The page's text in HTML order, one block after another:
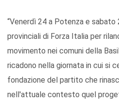
“Venerdì 24 a Potenza e
provinciali di Forza Italia per
movimento nei comuni della
ricadono nella giornata in cui si
fondazione del partito che
nell'attuale contesto quel